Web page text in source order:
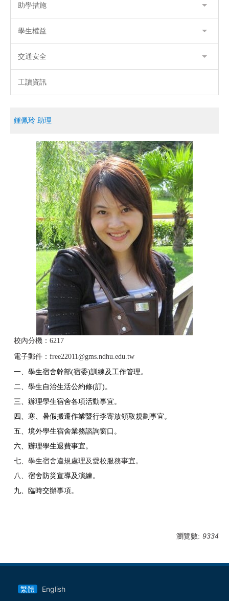
助學措施
學生權益
交通安全
工讀資訊
鍾佩玲 助理
校內分機：6217
電子郵件： free22011@gms.ndhu.edu.tw
一、學生宿舍幹部(宿委)訓練及工作管理。
二、學生自治生活公約修(訂)。
三、辦理學生宿舍各項活動事宜。
四、寒、暑假搬遷作業暨行李寄放領取規劃事宜。
五、境外學生宿舍業務諮詢窗口。
六、辦理學生退費事宜。
七、學生宿舍違規處理及愛校服務事宜。
八、 宿舍防災宣導及演練。
九、臨時交辦事項。
瀏覽數: 9334
繁體 English